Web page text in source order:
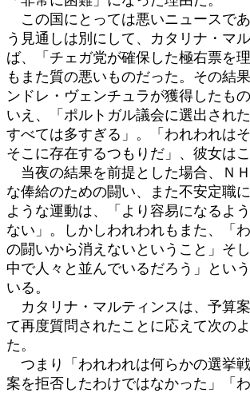
この国にとっては悪いニュースで
う見通しは別にして、カタリナ・マ
ば、「チェガ党が確保した極右票を
もまた質の悪いものだった。その結
ンドレ・ヴェンチュラが獲得したも
いえ、「ポルトガル議会に選出され
すべては多すぎる」。「われわれは
そこに存在するつもりだ」、彼女はこ
当夜の結果を前提とした場合、Ｎ
な俸給のための闘い、また不安定職
ような運動は、「より容易になるよ
ない」。しかしわれわれもまた、「
の闘いから消えないということ」そ
中で人々と並んでいるだろう」とい
いる。
カタリナ・マルティンスは、予算
て再度質問されたことに応えて次の
た。
つまり「われわれは何らかの選挙
案を拒否したわけではなかった」「